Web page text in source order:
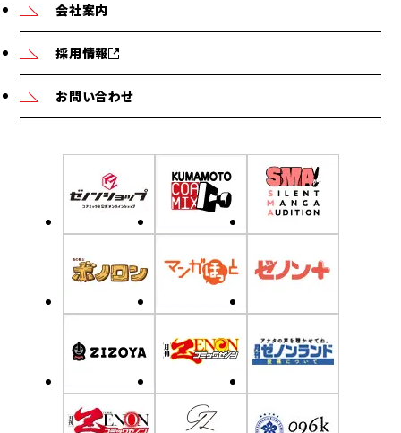
会社案内
採用情報
お問い合わせ